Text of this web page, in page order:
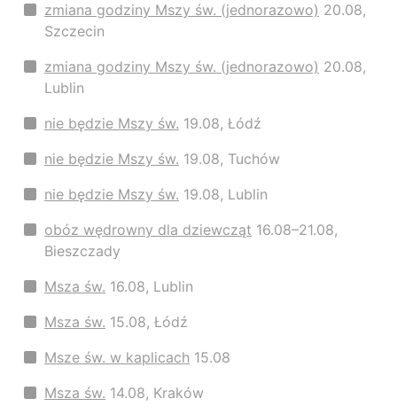
zmiana godziny Mszy św. (jednorazowo) 20.08,
Szczecin
zmiana godziny Mszy św. (jednorazowo) 20.08,
Lublin
nie będzie Mszy św. 19.08, Łódź
nie będzie Mszy św. 19.08, Tuchów
nie będzie Mszy św. 19.08, Lublin
obóz wędrowny dla dziewcząt 16.08–21.08,
Bieszczady
Msza św. 16.08, Lublin
Msza św. 15.08, Łódź
Msze św. w kaplicach 15.08
Msza św. 14.08, Kraków